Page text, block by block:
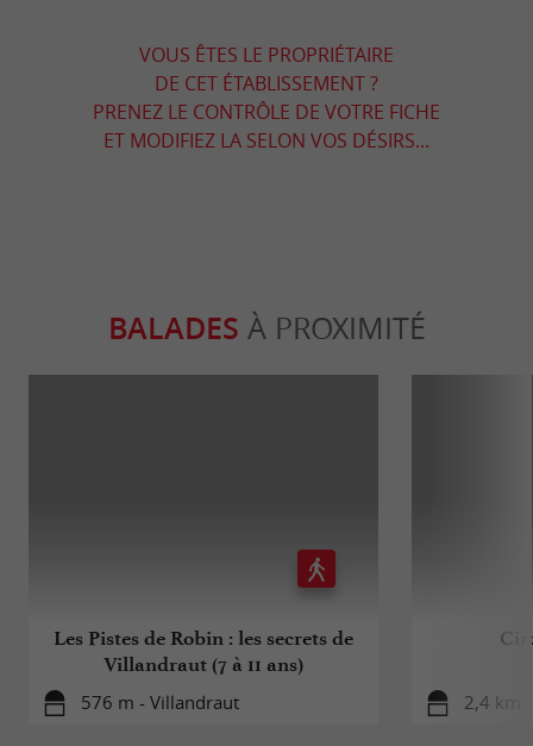
VOUS ÊTES LE PROPRIÉTAIRE
DE CET ÉTABLISSEMENT ?
PRENEZ LE CONTRÔLE DE VOTRE FICHE
ET MODIFIEZ LA SELON VOS DÉSIRS...
BALADES À PROXIMITÉ
Les Pistes de Robin : les secrets de
Villandraut (7 à 11 ans)
576 m - Villandraut 2,4 km